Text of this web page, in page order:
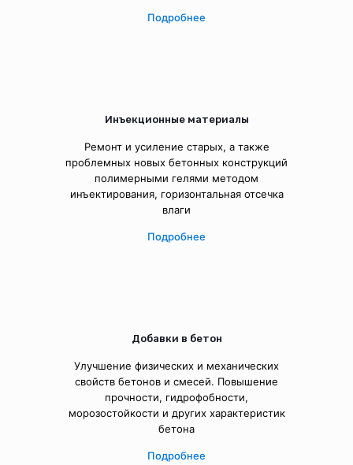
Подробнее
Инъекционные материалы
Ремонт и усиление старых, а также
проблемных новых бетонных конструкций
полимерными гелями методом
инъектирования, горизонтальная отсечка
влаги
Подробнее
Добавки в бетон
Улучшение физических и механических
свойств бетонов и смесей. Повышение
прочности, гидрофобности,
морозостойкости и других характеристик
бетона
Подробнее